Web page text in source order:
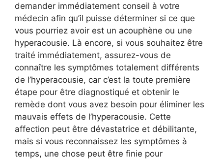
demander immédiatement conseil à votre
médecin afin qu’il puisse déterminer si ce que
vous pourriez avoir est un acouphène ou une
hyperacousie. Là encore, si vous souhaitez être
traité immédiatement, assurez-vous de
connaître les symptômes totalement différents
de l’hyperacousie, car c’est la toute première
étape pour être diagnostiqué et obtenir le
remède dont vous avez besoin pour éliminer les
mauvais effets de l’hyperacousie. Cette
affection peut être dévastatrice et débilitante,
mais si vous reconnaissez les symptômes à
temps, une chose peut être finie pour